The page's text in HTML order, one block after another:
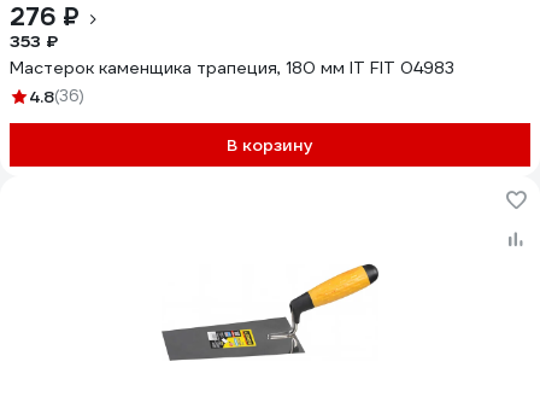
276 ₽
353 ₽
Мастерок каменщика трапеция, 180 мм IT FIT 04983
4.8(36)
В корзину